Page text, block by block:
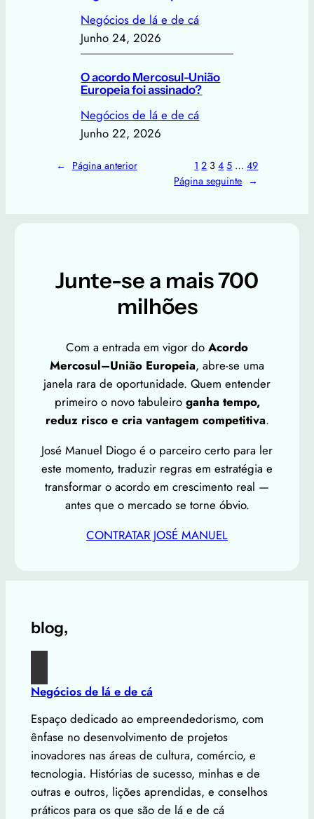
Negócios de lá e de cá
Junho 24, 2026
O acordo Mercosul-União
Europeia foi assinado?
Negócios de lá e de cá
Junho 22, 2026
← Página anterior 1 2 3 4 5 … 49
Página seguinte →
Junte-se a mais 700
milhões
Com a entrada em vigor do Acordo
Mercosul–União Europeia, abre-se uma
janela rara de oportunidade. Quem entender
primeiro o novo tabuleiro ganha tempo,
reduz risco e cria vantagem competitiva.
José Manuel Diogo é o parceiro certo para ler
este momento, traduzir regras em estratégia e
transformar o acordo em crescimento real —
antes que o mercado se torne óbvio.
CONTRATAR JOSÉ MANUEL
blog,
Negócios de lá e de cá
Espaço dedicado ao empreendedorismo, com
ênfase no desenvolvimento de projetos
inovadores nas áreas de cultura, comércio, e
tecnologia. Histórias de sucesso, minhas e de
outras e outros, lições aprendidas, e conselhos
práticos para os que são de lá e de cá